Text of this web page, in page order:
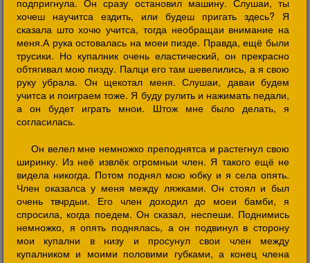
подпригнула. Он сразу остановил машину. Слушаи, ты
хочеш научитса ездить, или будеш пригать здесь? Я
сказала што хочю учитса, тогда необращаи внимание на
меня.А рука остовалась на моеи пизде. Правда, ещё были
трусики. Но купалник очень еластический, он прекрасно
обтягивал мою пизду. Палци его там шевелились, а я свою
руку убрала. Он щекотал меня. Слушаи, даваи будем
учитса и поиграем тоже. Я буду рулить и нажимать педали,
а он будет играть мнои. Штож мне было делать, я
согласилась.
Он велел мне немножко преподнятса и растегнул свою
ширинку. Из неё извлёк огромныи член. Я такого ещё не
видела никогда. Потом поднял мою юбку и я села опять.
Член оказалса у меня между ляжками. Он стоял и был
очень твчрдыи. Его член доходил до моеи бамби, я
спросила, когда поедем. Он сказал, неспеши. Поднимись
немножко, я опять поднялась, а он подвинул в сторону
мои купални в низу и просунул свои член между
купалником и моими половими губками, а конец члена